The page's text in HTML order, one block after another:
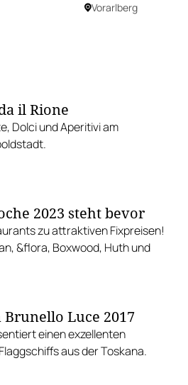
Vorarlberg
il Rione
Dolci und Aperitivi am
2023 steht bevor
zu attraktiven Fixpreisen!
&flora, Boxwood, Huth und
Luce 2017
einen exzellenten
aus der Toskana.